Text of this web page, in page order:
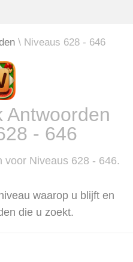
Niveaus 628 - 646
Antwoorden
- 646
voor Niveaus 628 - 646.
waarop u blijft en
die u zoekt.